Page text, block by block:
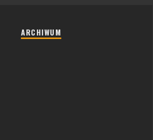
ARCHIWUM